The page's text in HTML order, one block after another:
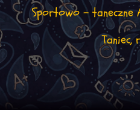
Sportowo - taneczne
Taniec,